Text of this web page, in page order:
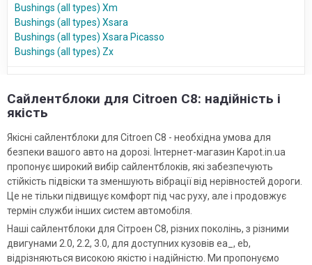
Bushings (all types) Xm
Bushings (all types) Xsara
Bushings (all types) Xsara Picasso
Bushings (all types) Zx
Сайлентблоки для Citroen C8: надійність і
якість
Якісні сайлентблоки для Citroen C8 - необхідна умова для
безпеки вашого авто на дорозі. Інтернет-магазин Kapot.in.ua
пропонує широкий вибір сайлентблоків, які забезпечують
стійкість підвіски та зменшують вібрації від нерівностей дороги.
Це не тільки підвищує комфорт під час руху, але і продовжує
термін служби інших систем автомобіля.
Наші сайлентблоки для Сітроен С8, різних поколінь, з різними
двигунами 2.0, 2.2, 3.0, для доступних кузовів ea_, eb,
відрізняються високою якістю і надійністю. Ми пропонуємо